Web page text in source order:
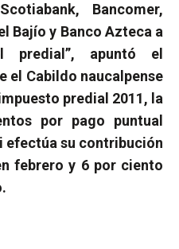
Bancomer,
Bajío y Banco Azteca a
predial”, apuntó el
el Cabildo naucalpense
predial 2011, la
por pago puntual
efectúa su contribución
febrero y 6 por ciento